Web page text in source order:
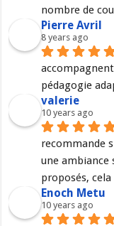
nombre de
Pierre Avril
8 years ago
pédagogie
valerie
10 years ago
recommande
une ambiance
proposés,
Enoch Metu
10 years ago